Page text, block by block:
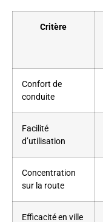
Critère
Confort de
conduite
Facilité
d’utilisation
Concentration
sur la route
Efficacité en ville